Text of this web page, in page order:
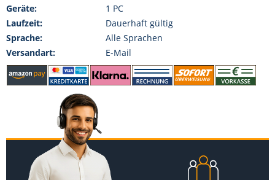
Geräte:
1 PC
Laufzeit:
Dauerhaft gültig
Sprache:
Alle Sprachen
Versandart:
E-Mail